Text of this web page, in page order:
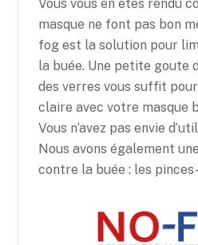
Vous vous en êtes rendu
masque ne font pas bon
fog est la solution pour
la buée. Une petite goute
des verres vous suffit
claire avec votre masque
Vous n’avez pas envie
Nous avons également
contre la buée : les